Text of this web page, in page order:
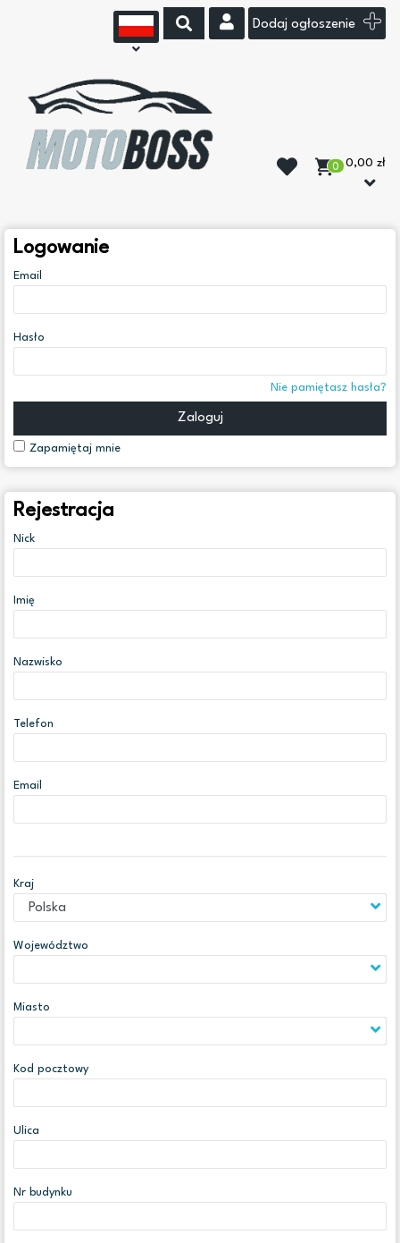
Dodaj ogłoszenie
0 0,00 zł
Logowanie
Email
Hasło
Nie pamiętasz hasła?
Zaloguj
Zapamiętaj mnie
Rejestracja
Nick
Imię
Nazwisko
Telefon
Email
Kraj
Województwo
Miasto
Kod pocztowy
Ulica
Nr budynku